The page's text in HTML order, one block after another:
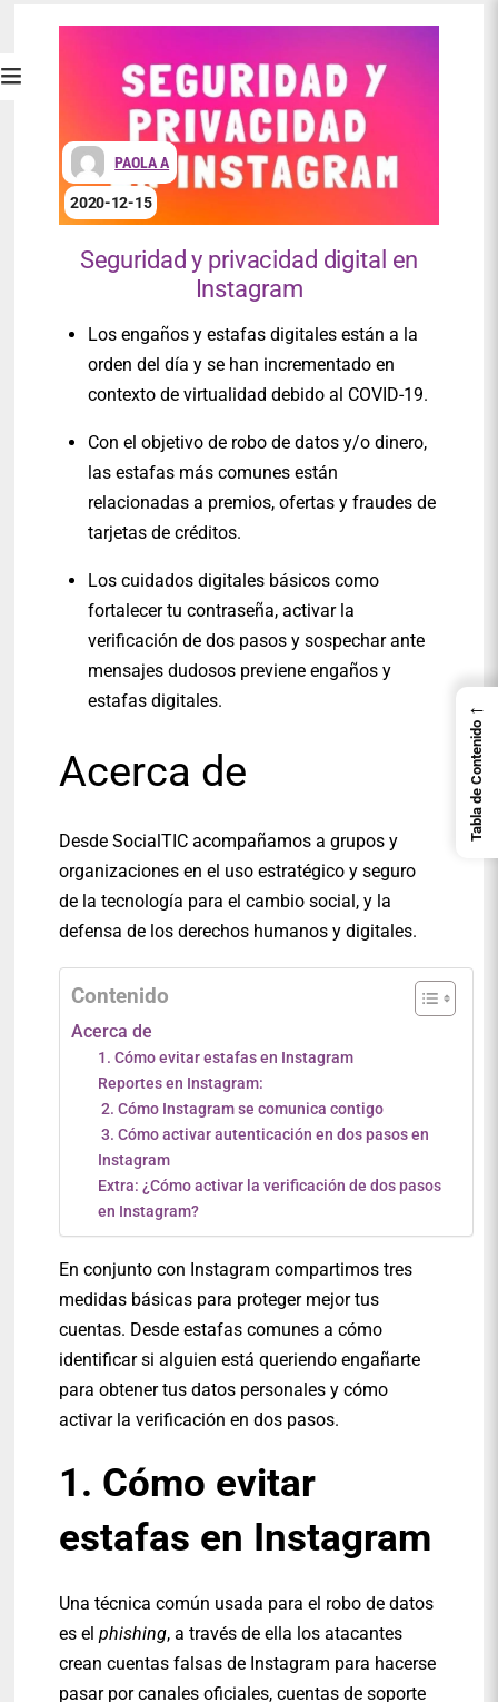
PAOLA A
2020-12-15
Seguridad y privacidad digital en
Instagram
Los engaños y estafas digitales están a la
orden del día y se han incrementado en
contexto de virtualidad debido al COVID-19.
Con el objetivo de robo de datos y/o dinero,
las estafas más comunes están
relacionadas a premios, ofertas y fraudes de
tarjetas de créditos.
Los cuidados digitales básicos como
fortalecer tu contraseña, activar la
verificación de dos pasos y sospechar ante
mensajes dudosos previene engaños y
estafas digitales.
Acerca de
Desde SocialTIC acompañamos a grupos y
organizaciones en el uso estratégico y seguro
de la tecnología para el cambio social, y la
defensa de los derechos humanos y digitales.
Contenido
Acerca de
1. Cómo evitar estafas en Instagram
Reportes en Instagram:
2. Cómo Instagram se comunica contigo
3. Cómo activar autenticación en dos pasos en
Instagram
Extra: ¿Cómo activar la verificación de dos pasos
en Instagram?
En conjunto con Instagram compartimos tres
medidas básicas para proteger mejor tus
cuentas. Desde estafas comunes a cómo
identificar si alguien está queriendo engañarte
para obtener tus datos personales y cómo
activar la verificación en dos pasos.
1. Cómo evitar
estafas en Instagram
Una técnica común usada para el robo de datos
es elphishing, a través de ella los atacantes
crean cuentas falsas de Instagram para hacerse
pasar por canales oficiales, cuentas de soporte
←
Tabla de Contenido